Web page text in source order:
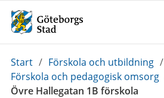
Du
är
här:
Start / Förskola och utbildning /
Förskola och pedagogisk omsorg
Övre Hallegatan 1B förskola